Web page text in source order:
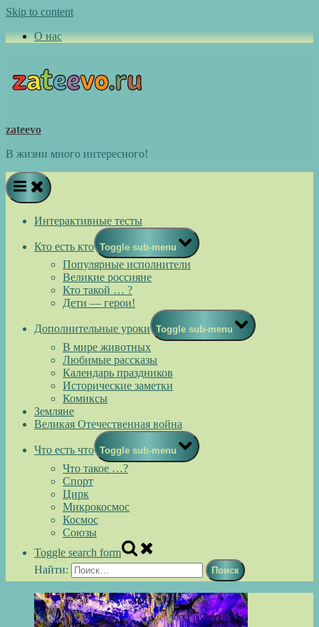
Skip to content
О нас
zateevo
В жизни много интересного!
Интерактивные тесты
Кто есть кто Toggle sub-menu
Популярные исполнители
Великие россияне
Кто такой … ?
Дети — герои!
Дополнительные уроки Toggle sub-menu
В мире животных
Любимые рассказы
Календарь праздников
Исторические заметки
Комиксы
Земляне
Великая Отечественная война
Что есть что Toggle sub-menu
Что такое …?
Спорт
Цирк
Микрокосмос
Космос
Союзы
Toggle search form
Найти: